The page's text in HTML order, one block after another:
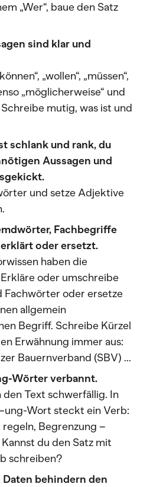
„Wer“, baue den Satz
sind klar und
„wollen“, „müssen“,
„möglicherweise“ und
Schreibe mutig, was ist und
schlank und rank, du
Aussagen und
und setze Adjektive
Fachbegriffe
oder ersetzt.
haben die
oder umschreibe
Fachwörter oder ersetze
allgemein
Begriff. Schreibe Kürzel
Erwähnung immer aus:
Bauernverband (SBV) ...
Wörter verbannt.
den Text schwerfällig. In
Wort steckt ein Verb:
regeln, Begrenzung –
du den Satz mit
schreiben?
Daten behindern den